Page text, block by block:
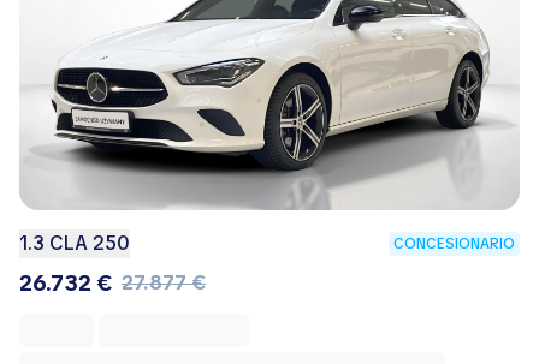
1.3 CLA 250 CONCESIONARIO
26.732 € 27.877 €